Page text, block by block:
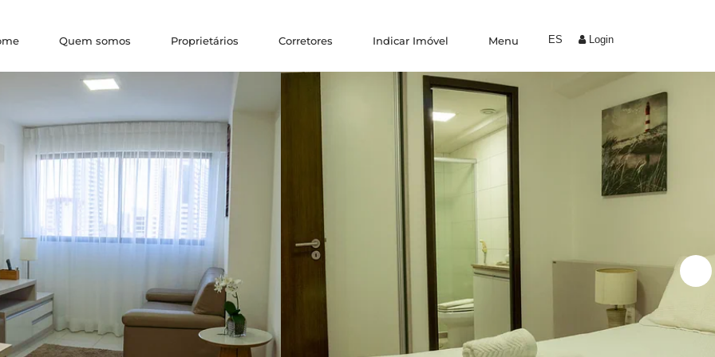
ES Login
Quem somos Proprietários Corretores Indicar Imóvel Menu
Experiências
Trabalhe Conosco
Condomínio by Yolo
Coliving
Indique um amigo
Área do proprietário